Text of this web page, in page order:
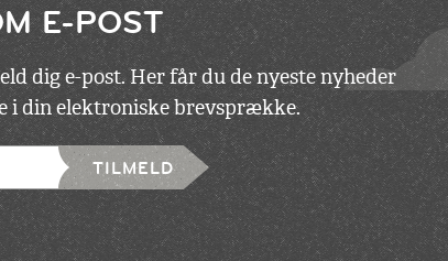
E-POST
dig e-post. Her får du de nyeste nyheder
i din elektroniske brevsprække.
TILMELD